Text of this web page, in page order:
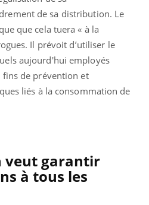
de sa distribution. Le
que cela tuera « à la
Il prévoit d’utiliser le
aujourd'hui employés
fins de prévention et
liés à la consommation de
veut garantir
à tous les